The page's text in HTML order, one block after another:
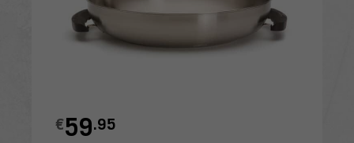
€59.95